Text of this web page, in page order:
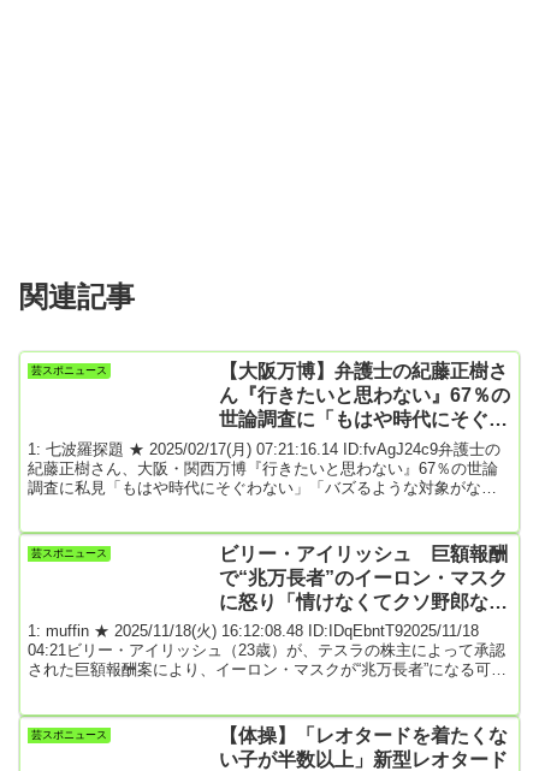
関連記事
芸スポニュース
【大阪万博】弁護士の紀藤正樹さ
ん『行きたいと思わない』67％の
世論調査に「もはや時代にそぐわ
ない」
1: 七波羅探題 ★ 2025/02/17(月) 07:21:16.14 ID:fvAgJ24c9弁護士の
紀藤正樹さん、大阪・関西万博『行きたいと思わない』67％の世論
調査に私見「もはや時代にそぐわない」「バズるような対象がない
カ月を切った大阪・関西万博について、「行きたいとは思わない」
という人が３分の２を占めた世論調査を毎日新聞が報じたのに反応
芸スポニュース
ビリー・アイリッシュ 巨額報酬
で“兆万長者”のイーロン・マスク
に怒り「情けなくてクソ野郎な臆
病者」
1: muffin ★ 2025/11/18(火) 16:12:08.48 ID:IDqEbntT92025/11/18
04:21ビリー・アイリッシュ（23歳）が、テスラの株主によって承認
された巨額報酬案により、イーロン・マスクが“兆万長者”になる可能
者」と呼び、富の蓄積に怒りを表明している。社会運動「マイ・ヴ
ォイス，マイ・チョイス」が発信したインスタグラムのカルーセル
芸スポニュース
【体操】「レオタードを着たくな
い子が半数以上」新型レオタード